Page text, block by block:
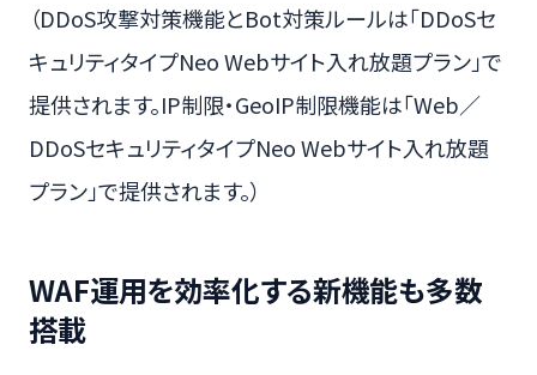
（DDoS攻撃対策機能とBot対策ルールは「DDoSセ
キュリティタイプNeo Webサイト入れ放題プラン」で
提供されます。IP制限・GeoIP制限機能は「Web／
DDoSセキュリティタイプNeo Webサイト入れ放題
プラン」で提供されます。）
WAF運用を効率化する新機能も多数
搭載